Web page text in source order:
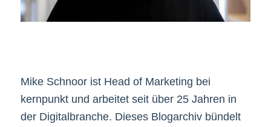
Mike Schnoor ist Head of Marketing bei
kernpunkt und arbeitet seit über 25 Jahren in
der Digitalbranche. Dieses Blogarchiv bündelt